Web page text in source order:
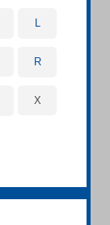
L
R
X